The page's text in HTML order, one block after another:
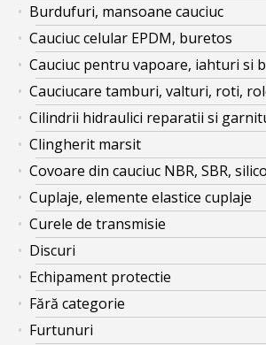
Burdufuri, mansoane cauciuc
Cauciuc celular EPDM, buretos
Cauciuc pentru vapoare, iahturi si
Cauciucare tamburi, valturi, roti,
Cilindrii hidraulici reparatii si
Clingherit marsit
Covoare din cauciuc NBR, SBR,
Cuplaje, elemente elastice cuplaje
Curele de transmisie
Discuri
Echipament protectie
Fără categorie
Furtunuri